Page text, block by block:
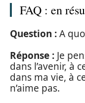
FAQ : en
Question :A
Réponse : Je
dans l’avenir, à
dans ma vie, à
n’aime pas.